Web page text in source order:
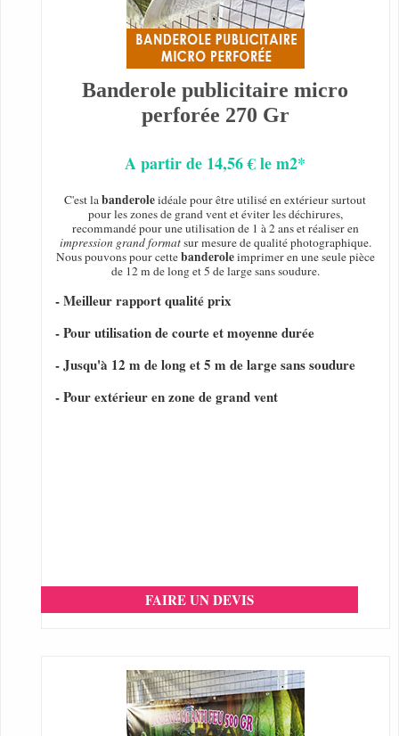
Banderole publicitaire micro
perforée 270 Gr
A partir de 14,56 € le m2*
C'est labanderoleidéale pour être utilisé en extérieur surtout
pour les zones de grand vent et éviter les déchirures,
recommandé pour une utilisation de 1 à 2 ans et réaliser en
impression grand formatsur mesure de qualité photographique.
Nous pouvons pour cettebanderoleimprimer en une seule pièce
de 12 m de long et 5 de large sans soudure.
- Meilleur rapport qualité prix
- Pour utilisation de courte et moyenne durée
- Jusqu'à 12 m de long et 5 m de large sans soudure
- Pour extérieur en zone de grand vent
FAIRE UN DEVIS